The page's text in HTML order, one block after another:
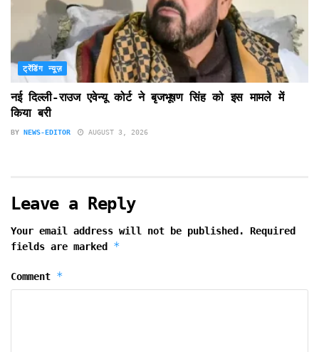
ट्रेंडिंग न्यूज़
नई दिल्ली-राउज एवेन्यू कोर्ट ने बृजभूषण सिंह को इस मामले में
किया बरी
BY NEWS-EDITOR AUGUST 3, 2026
Leave a Reply
Your email address will not be published.
Required
fields are marked *
Comment *